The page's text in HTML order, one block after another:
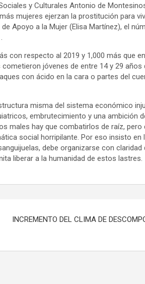
y Culturales Antonio de
mujeres ejerzan la prostitución para
Apoyo a la Mujer (Elisa Martínez), el
con respecto al 2019 y 1,000 más que
jóvenes de entre 14 y 29 años
con ácido en la cara o partes del
misma del sistema económico
embrutecimiento y una ambición
males hay que combatirlos de raíz, pero
social horripilante. Por eso insisto en
debe organizarse con claridad
liberar a la humanidad de estos lastres.
INCREMENTO DEL CLIMA DE